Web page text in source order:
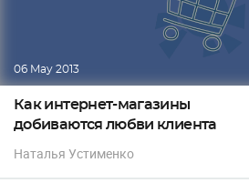
06 May 2013
Как интернет-магазины
добиваются любви клиента
Наталья Устименко